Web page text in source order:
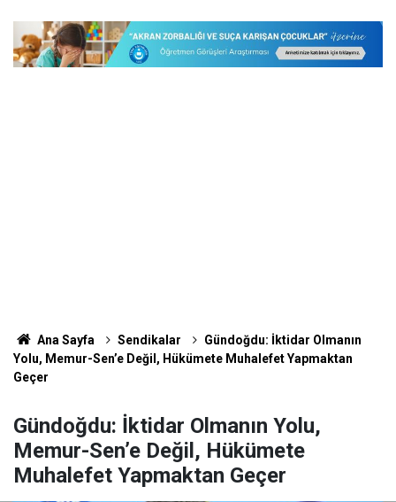
Ana Sayfa Sendikalar
Gündoğdu: İktidar Olmanın
Yolu, Memur-Sen’e Değil, Hükümete Muhalefet Yapmaktan
Geçer
Gündoğdu: İktidar Olmanın Yolu,
Memur-Sen’e Değil, Hükümete
Muhalefet Yapmaktan Geçer